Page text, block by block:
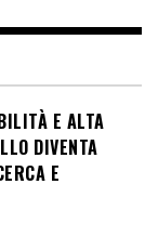
E ALTA
DIVENTA
E